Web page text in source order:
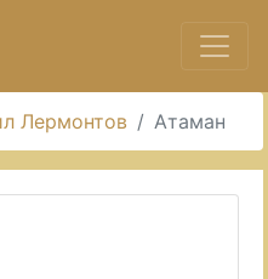
Лермонтов Атаман